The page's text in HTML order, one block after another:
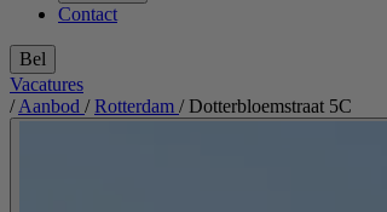
Contact
Bel
Vacatures
/ Aanbod / Rotterdam / Dotterbloemstraat 5C